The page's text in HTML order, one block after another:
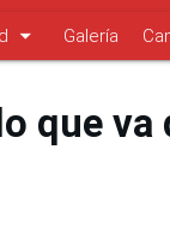
arrow_drop_down Galería
que va